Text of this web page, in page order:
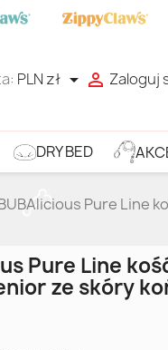
PLN zł   Zaloguj
DRY BED
Pure Line
Pure Line
ze skóry